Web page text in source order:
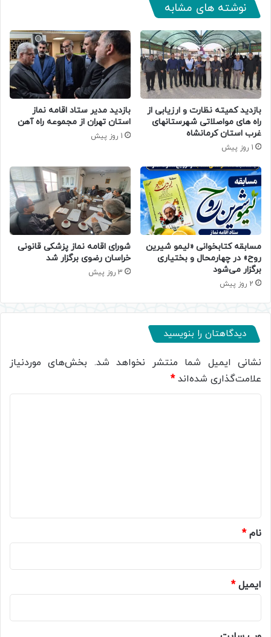
نوشته های مشابه
بازدید کمیته نظارت و ارزیابی از
راه های مواصلاتی شهرستانهای
غرب استان کرمانشاه
1 روز پیش
بازدید مدیر ستاد اقامه نماز
استان تهران از مجموعه راه آهن
1 روز پیش
مسابقه کتابخوانی «لیمو شیرین
روح» در چهارمحال و بختیاری
برگزار می‌شود
2 روز پیش
شورای اقامه نماز پزشکی قانونی
خراسان رضوی برگزار شد
3 روز پیش
دیدگاهتان را بنویسید
نشانی ایمیل شما منتشر نخواهد شد. بخش‌های موردنیاز
علامت‌گذاری شده‌اند*
نام*
ایمیل*